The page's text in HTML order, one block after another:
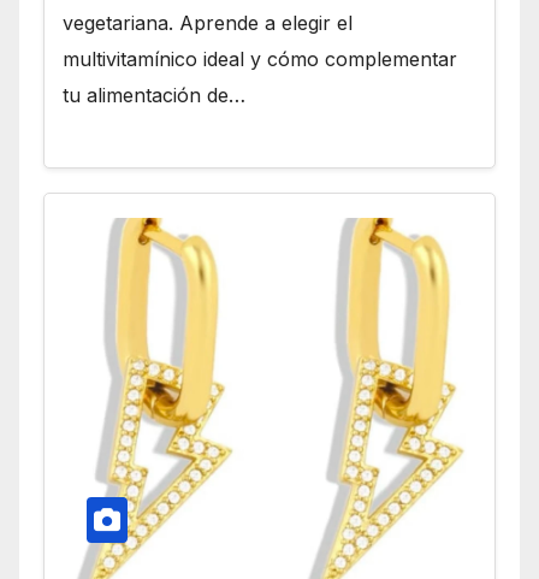
vegetariana. Aprende a elegir el
multivitamínico ideal y cómo complementar
tu alimentación de…